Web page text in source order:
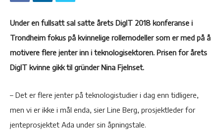
Under en fullsatt sal satte årets DigIT 2018 konferanse i
Trondheim fokus på kvinnelige rollemodeller som er med på å
motivere flere jenter inn i teknologisektoren. Prisen for årets
DigIT kvinne gikk til gründer Nina Fjelnset.
– Det er flere jenter på teknologistudier i dag enn tidligere,
men vi er ikke i mål enda, sier Line Berg, prosjektleder for
jenteprosjektet Ada under sin åpningstale.